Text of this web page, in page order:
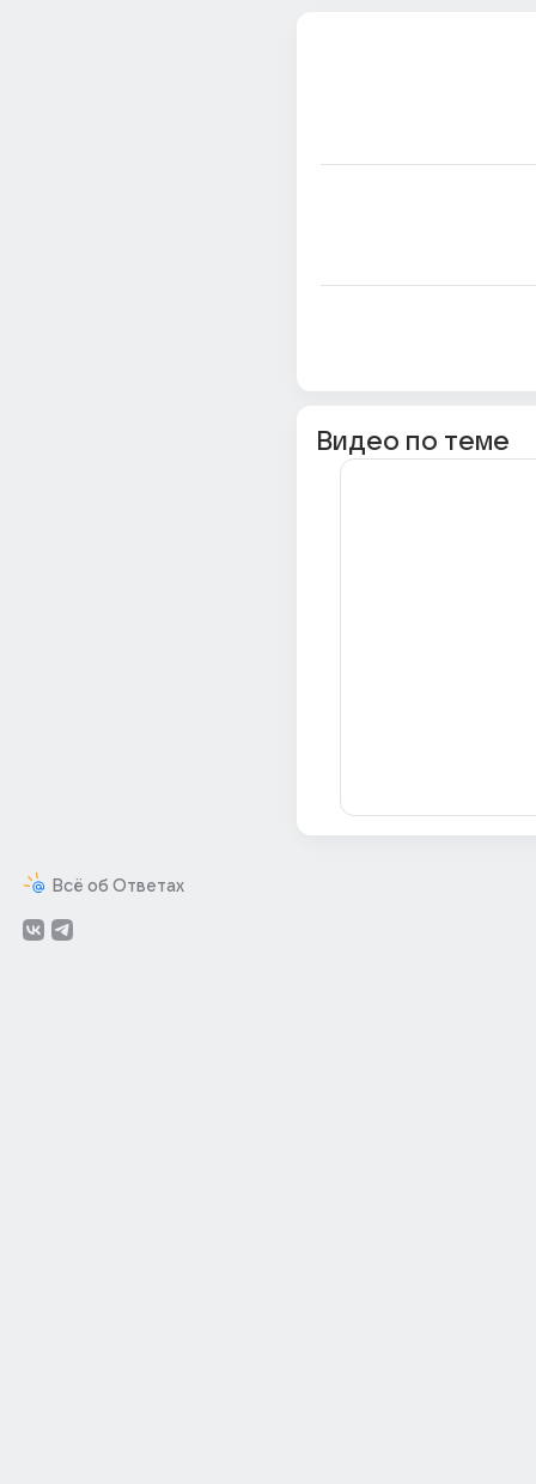
Всё об Ответах
Видео по теме